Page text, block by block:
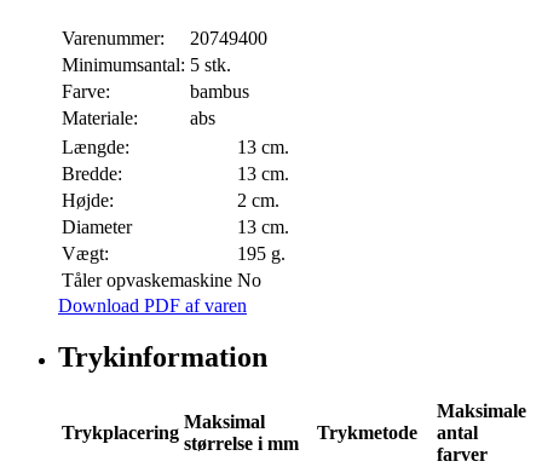
Varenummer:
20749400
Minimumsantal: 5 stk.
Farve:
bambus
Materiale:
abs
Længde:
13 cm.
Bredde:
13 cm.
Højde:
2 cm.
Diameter
13 cm.
Vægt:
195 g.
Tåler opvaskemaskine No
Download PDF af varen
Trykinformation
Trykplacering
Maksimal
størrelse i mm
Trykmetode
Maksimale
antal
farver